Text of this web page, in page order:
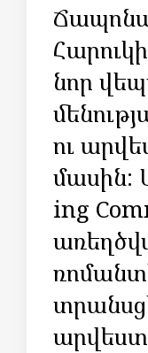
նոր
ու
մասին:
ing